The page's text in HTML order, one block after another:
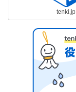
tenki.jp